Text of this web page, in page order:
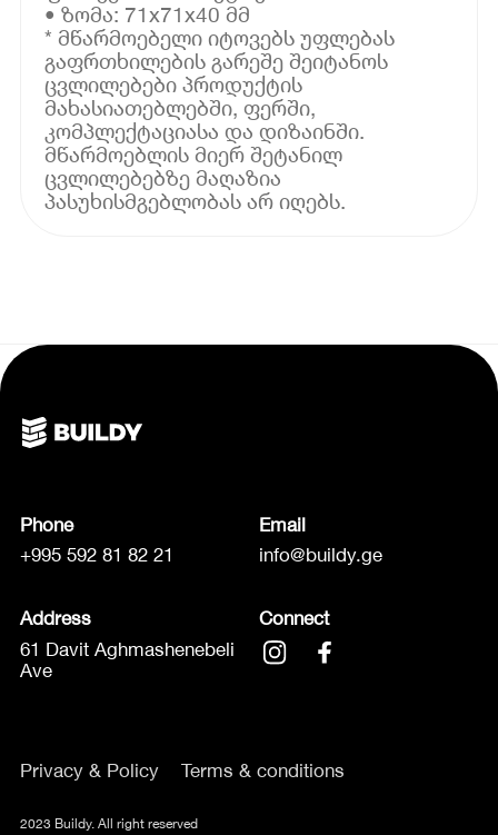
• ზომა: 71x71x40 მმ
* მწარმოებელი იტოვებს უფლებას
გაფრთხილების გარეშე შეიტანოს
ცვლილებები პროდუქტის
მახასიათებლებში, ფერში,
კომპლექტაციასა და დიზაინში.
მწარმოებლის მიერ შეტანილ
ცვლილებებზე მაღაზია
პასუხისმგებლობას არ იღებს.
Phone
+995 592 81 82 21
Email
info@buildy.ge
Address
61 Davit Aghmashenebeli
Ave
Connect
Privacy & Policy Terms & conditions
2023 Buildy. All right reserved